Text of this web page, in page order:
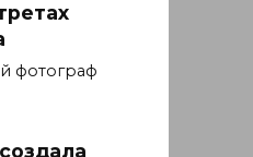
фотограф